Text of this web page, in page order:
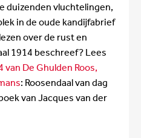
duizenden vluchtelingen,
in de oude kandijfabrief
over de rust en
1914 beschreef? Lees
van De Ghulden Roos,
: Roosendaal van dag
van Jacques van der